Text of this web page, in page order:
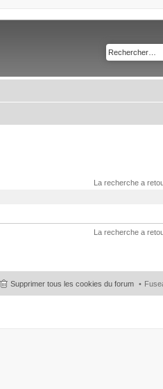
La recherche a
La recherche a
Supprimer tous les cookies du forum